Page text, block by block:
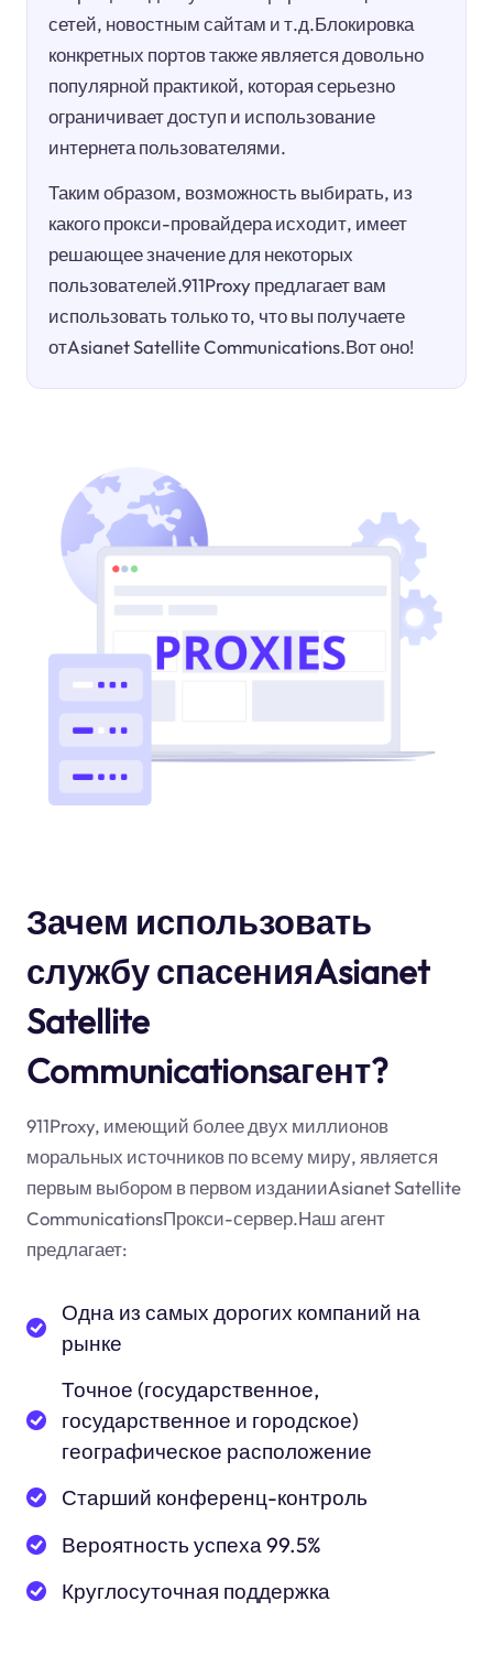
сетей, новостным сайтам и т.д.Блокировка
конкретных портов также является довольно
популярной практикой, которая серьезно
ограничивает доступ и использование
интернета пользователями.
Таким образом, возможность выбирать, из
какого прокси-провайдера исходит, имеет
решающее значение для некоторых
пользователей.911Proxy предлагает вам
использовать только то, что вы получаете
отAsianet Satellite Communications.Вот оно!
Зачем использовать
службу спасенияAsianet
Satellite
Communicationsагент?
911Proxy, имеющий более двух миллионов
моральных источников по всему миру, является
первым выбором в первом изданииAsianet Satellite
CommunicationsПрокси-сервер.Наш агент
предлагает:
Одна из самых дорогих компаний на
рынке
Точное (государственное,
государственное и городское)
географическое расположение
Старший конференц-контроль
Вероятность успеха 99.5%
Круглосуточная поддержка